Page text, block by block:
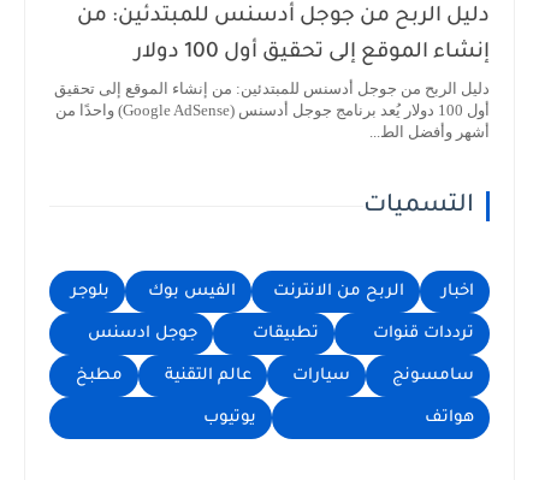
دليل الربح من جوجل أدسنس للمبتدئين: من
إنشاء الموقع إلى تحقيق أول 100 دولار
دليل الربح من جوجل أدسنس للمبتدئين: من إنشاء الموقع إلى تحقيق
أول 100 دولار يُعد برنامج جوجل أدسنس (Google AdSense) واحدًا من
أشهر وأفضل الط...
التسميات
اخبار الربح من الانترنت الفيس بوك بلوجر
ترددات قنوات تطبيقات جوجل ادسنس
سامسونج سيارات عالم التقنية مطبخ
هواتف يوتيوب